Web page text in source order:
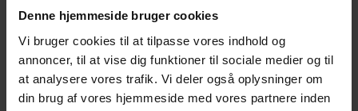
Denne hjemmeside bruger cookies
Vi bruger cookies til at tilpasse vores indhold og
annoncer, til at vise dig funktioner til sociale medier og til
at analysere vores trafik. Vi deler også oplysninger om
din brug af vores hjemmeside med vores partnere inden